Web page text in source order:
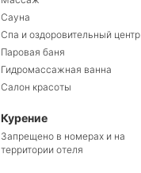
Сауна
Спа и оздоровительный центр
Паровая баня
Гидромассажная ванна
Салон красоты
Курение
Запрещено в номерах и на
территории отеля